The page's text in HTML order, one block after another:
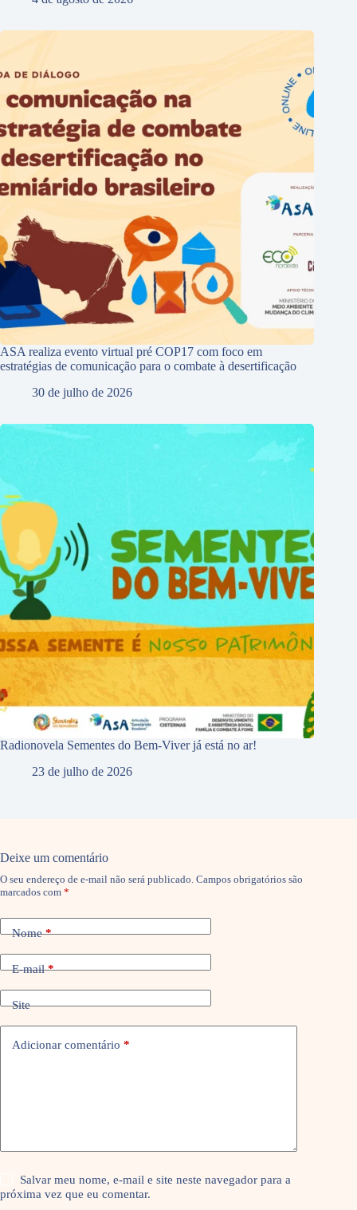
ASA realiza evento virtual pré COP17 com foco em
estratégias de comunicação para o combate à desertificação
30 de julho de 2026
Radionovela Sementes do Bem-Viver já está no ar!
23 de julho de 2026
Deixe um comentário
O seu endereço de e-mail não será publicado. Campos obrigatórios são
marcados com *
Nome*
E-mail*
Site
Adicionar comentário *
Salvar meu nome, e-mail e site neste navegador para a
próxima vez que eu comentar.